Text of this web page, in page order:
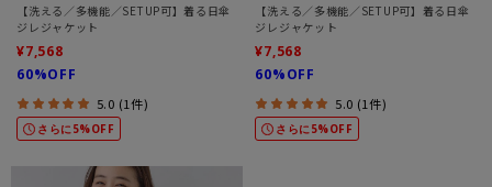
【洗える／多機能／SETUP可】着る日傘
ジレジャケット
¥7,568
60%OFF
5.0 (1件)
さらに5%OFF
【洗える／多機能／SETUP可】着る日傘
ジレジャケット
¥7,568
60%OFF
5.0 (1件)
さらに5%OFF